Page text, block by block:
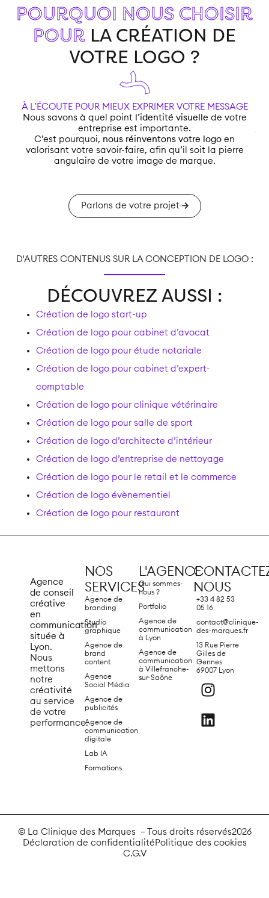
POURQUOI NOUS CHOISIR
POUR LA CRÉATION DE
VOTRE LOGO ?
À L’ÉCOUTE POUR MIEUX EXPRIMER VOTRE MESSAGE
Nous savons à quel point
l’identité visuelle de votre
entreprise est importante.
C’est pourquoi, nous réinventons votre logo en
valorisant votre savoir-faire, afin qu’il soit la pierre
angulaire de votre image de marque.
Parlons de votre projet
D'AUTRES CONTENUS SUR LA CONCEPTION DE LOGO :
DÉCOUVREZ AUSSI :
Création de logo start-up
Création de logo pour cabinet d’avocat
Création de logo pour étude notariale
Création de logo pour cabinet d’expert-
comptable
Création de logo pour clinique vétérinaire
Création de logo pour salle de sport
Création de logo d’architecte d’intérieur
Création de logo d’entreprise de nettoyage
Création de logo pour le retail et le commerce
Création de logo évènementiel
Création de logo pour restaurant
Agence
de conseil
créative
en
communication
située à
Lyon.
Nous
mettons
notre
créativité
au service
de votre
performance.
NOS
SERVICES
Agence de
branding
Studio
graphique
Agence de
brand
content
Agence
Social Média
Agence de
publicités
Agence de
communication
digitale
Lab IA
Formations
L'AGENCE
Qui sommes-
nous ?
Portfolio
Agence de
communication
à Lyon
Agence de
communication
à Villefranche-
sur-Saône
NOUS
+33 4 82 53
05 16
contact@clinique-
des-marques.fr
13 Rue Pierre
Gilles de
Gennes
69007 Lyon
© La Clinique des Marques – Tous droits réservés2026
Déclaration de confidentialité Politique des cookies
C.G.V